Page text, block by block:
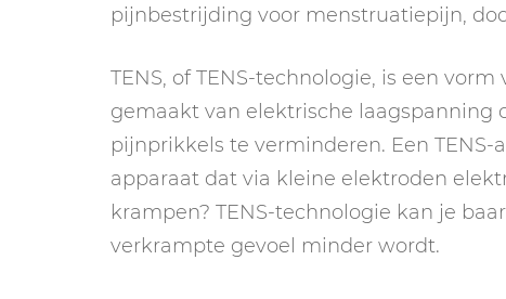
pijnbestrijding voor menstruatiepijn,
TENS, of TENS-technologie, is een
gemaakt van elektrische laagspanning
pijnprikkels te verminderen. Een
apparaat dat via kleine elektroden
krampen? TENS-technologie kan je
verkrampte gevoel minder wordt.